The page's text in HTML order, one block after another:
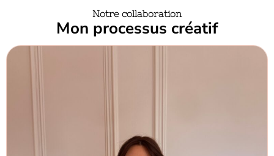
Notre collaboration
Mon processus créatif